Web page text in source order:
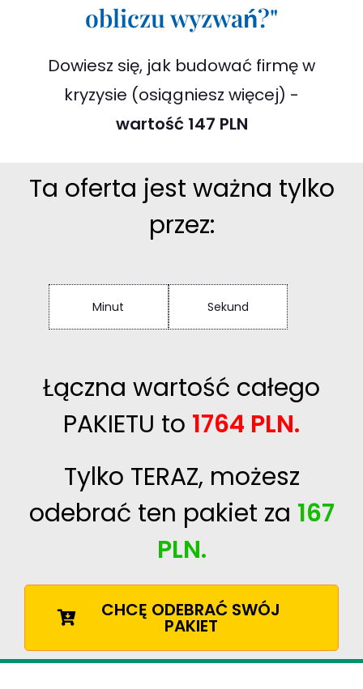
obliczu wyzwań?"
Dowiesz się, jak budować firmę w
kryzysie (osiągniesz więcej) -
wartość 147 PLN
Ta oferta jest ważna tylko
przez:
Minut Sekund
Łączna wartość całego
PAKIETU to 1764 PLN.
Tylko TERAZ, możesz
odebrać ten pakiet za 167
PLN.
CHCĘ ODEBRAĆ SWÓJ
PAKIET